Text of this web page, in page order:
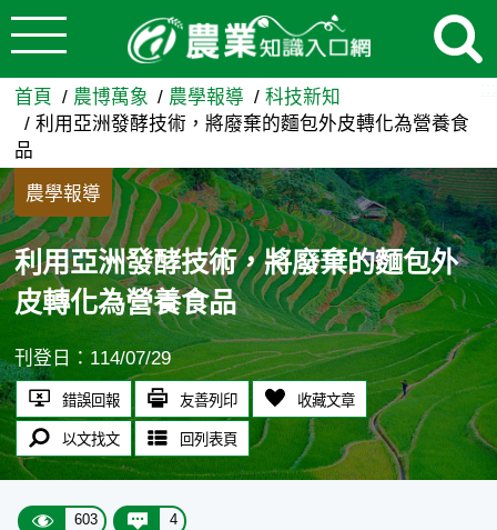
跳到主要內容
利用亞洲發酵技術，將廢棄
首頁 農博萬象 農學報導
科技新知
利用亞洲發酵技術，將廢棄的麵包外皮轉化為營養食
品
農學報導
利用亞洲發酵技術，將廢棄的麵包外
皮轉化為營養食品
刊登日：114/07/29
錯誤回報 友善列印 收藏文章
以文找文 回列表頁
603 4